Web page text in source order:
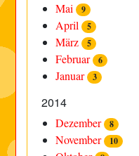
Mai 9
April 5
März 5
Februar 6
Januar 3
2014
Dezember 8
November 10